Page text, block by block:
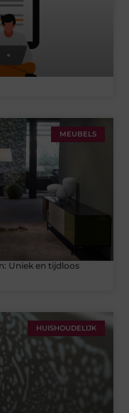
MEUBELS
Uniek en tijdloos
HUISHOUDELIJK